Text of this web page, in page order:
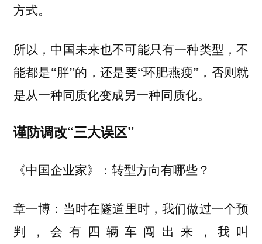
方式。
所以，中国未来也不可能只有一种类型，不
能都是“胖”的，还是要“环肥燕瘦”，否则就
是从一种同质化变成另一种同质化。
谨防调改“三大误区”
《中国企业家》： 转型方向有哪些？
章一博： 当时在隧道里时，我们做过一个预
判，会有四辆车闯出来，我叫